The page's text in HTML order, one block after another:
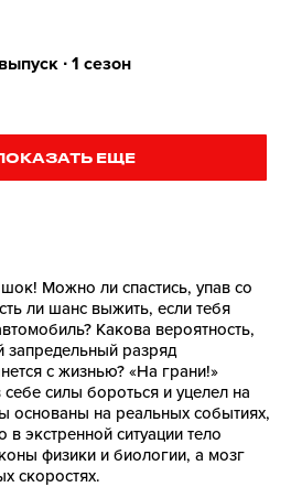
∙ 1 сезон
ЕЩЕ
Можно ли спастись, упав со
ли шанс выжить, если тебя
Какова вероятность,
запредельный разряд
с жизнью? «На грани!»
силы бороться и уцелел на
основаны на реальных событиях,
экстренной ситуации тело
физики и биологии, а мозг
скоростях.